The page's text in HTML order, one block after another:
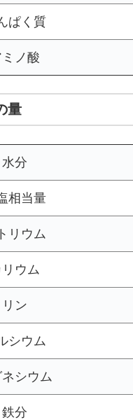
ぱく質
ミノ酸
量
水分
相当量
リウム
リウム
リン
シウム
シウム
鉄分